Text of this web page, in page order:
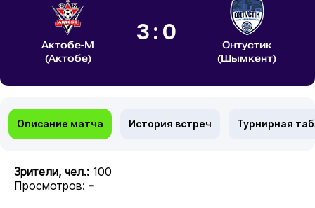
Актобе-М
(Актобе)
3:0
Онтустик
(Шымкент)
Описание матча История встреч Турнирная
Зрители, чел.: 100
Просмотров: -